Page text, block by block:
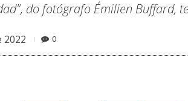
do fotógrafo Émilien Buffard,
2022 0